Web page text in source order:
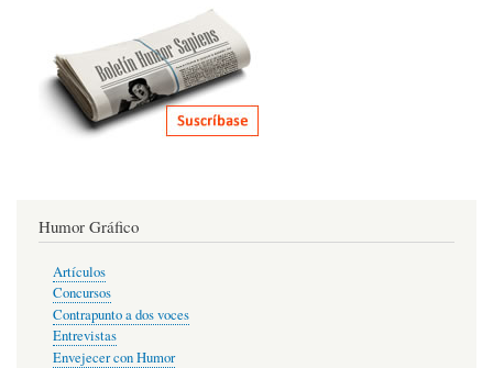
Humor Gráfico
Artículos
Concursos
Contrapunto a dos voces
Entrevistas
Envejecer con Humor